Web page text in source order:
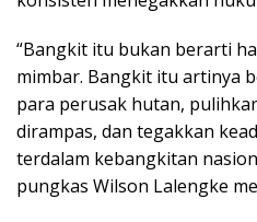
“Bangkit itu bukan berarti
mimbar. Bangkit itu artinya
para perusak hutan,
dirampas, dan tegakkan
terdalam kebangkitan
pungkas Wilson Lalengke